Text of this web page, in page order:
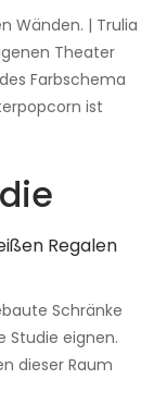
Wänden. | Trulia
Theater
Farbschema
ist
Schränke
Studie eignen.
dieser Raum